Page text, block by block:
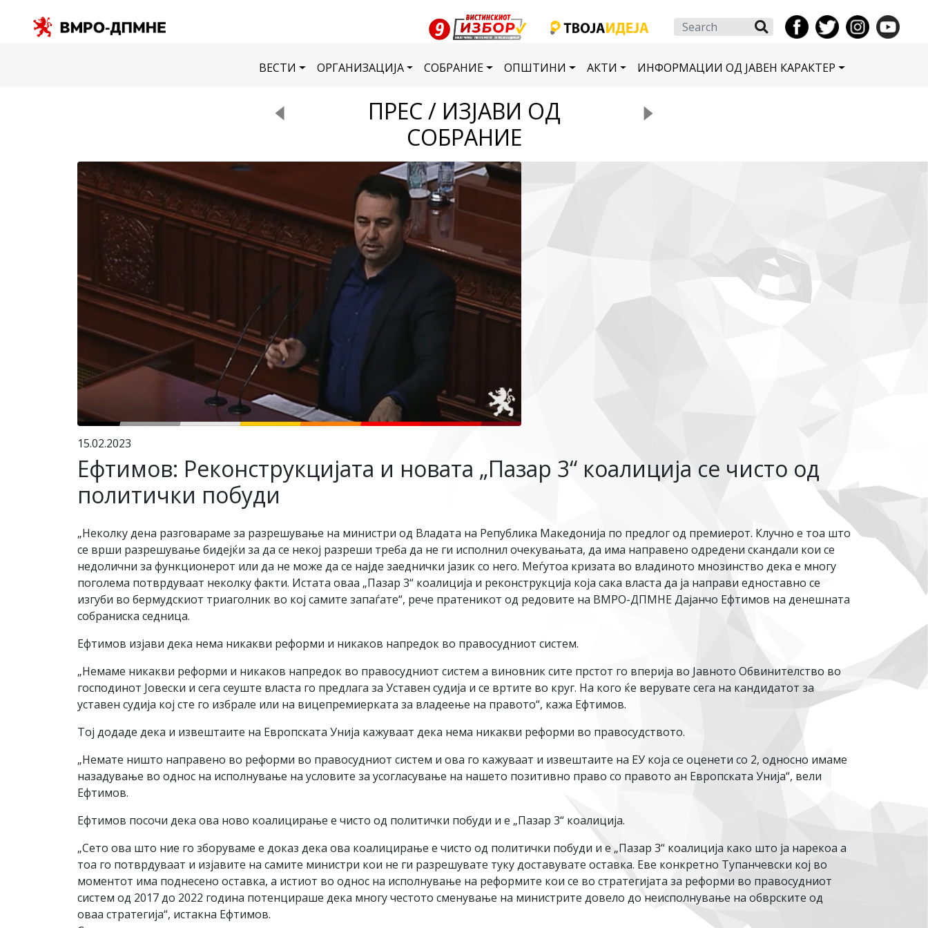
Search
ВЕСТИ ОРГАНИЗАЦИЈА СОБРАНИЕ ОПШТИНИ АКТИ ИНФОРМАЦИИ ОД ЈАВЕН КАРАКТЕР
ПРЕС / ИЗЈАВИ ОД
СОБРАНИЕ
15.02.2023
Ефтимов: Реконструкцијата и новата „Пазар 3“ коалиција се чисто од
политички побуди
„Неколку дена разговараме за разрешување на министри од Владата на Република Македонија по предлог од премиерот. Клучно е тоа што
се врши разрешување бидејќи за да се некој разреши треба да не ги исполнил очекувањата, да има направено одредени скандали кои се
недолични за функционерот или да не може да се најде заеднички јазик со него. Меѓутоа кризата во владиното мнозинство дека е многу
поголема потврдуваат неколку факти. Истата оваа „Пазар 3“ коалиција и реконструкција која сака власта да ја направи едноставно се
изгуби во бермудскиот триаголник во кој самите запаѓате“, рече пратеникот од редовите на ВМРО-ДПМНЕ Дајанчо Ефтимов на денешната
собраниска седница.
Ефтимов изјави дека нема никакви реформи и никаков напредок во правосудниот систем.
„Немаме никакви реформи и никаков напредок во правосудниот систем а виновник сите прстот го вперија во Јавното Обвинителство во
господинот Јовески и сега сеуште власта го предлага за Уставен судија и се вртите во круг. На кого ќе верувате сега на кандидатот за
уставен судија кој сте го избрале или на вицепремиерката за владеење на правото“, кажа Ефтимов.
Тој додаде дека и извештаите на Европската Унија кажуваат дека нема никакви реформи во правосудството.
„Немате ништо направено во реформи во правосудниот систем и ова го кажуваат и извештаите на ЕУ која се оценети со 2, односно имаме
назадување во однос на исполнување на условите за усогласување на нашето позитивно право со правото ан Европската Унија“, вели
Ефтимов.
Ефтимов посочи дека ова ново коалицирање е чисто од политички побуди и е „Пазар 3“ коалиција.
„Сето ова што ние го зборуваме е доказ дека ова коалицирање е чисто од политички побуди и е „Пазар 3“ коалиција како што ја нарекоа а
тоа го потврдуваат и изјавите на самите министри кои не ги разрешувате туку доставувате оставка. Еве конкретно Тупанчевски кој во
моментот има поднесено оставка, а истиот во однос на исполнување на реформите кои се во стратегијата за реформи во правосудниот
систем од 2017 до 2022 година потенцираше дека многу честото сменување на министрите довело до неисполнување на обврските од
оваа стратегија“, истакна Ефтимов.